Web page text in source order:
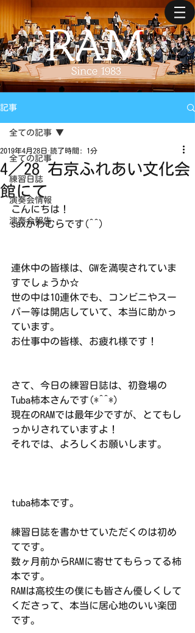
記事
全ての記事
練習日誌
演奏会情報
演奏会報告
全ての記事
4／28 右京ふれあい文化会
館にて
2019年4月28日 読了時間: 1分
こんにちは！
saxかわむらです(^^)
連休中の皆様は、GWを満喫されていま
すでしょうか☆
世の中は10連休でも、コンビニやスー
パー等は開店していて、本当に助かっ
ています。
お仕事中の皆様、お疲れ様です！
さて、今日の練習日誌は、初登場の
Tuba柿本さんです(*^^*)
現在のRAMでは最年少ですが、とてもし
っかりされていますよ！
それでは、よろしくお願いします。
tuba柿本です。
練習日誌を書かせていただくのは初め
てです。
数ヶ月前からRAMに寄せてもらってる柿
本です。
RAMは高校生の僕にも皆さん優しくして
くださって、本当に居心地のいい楽団
です。